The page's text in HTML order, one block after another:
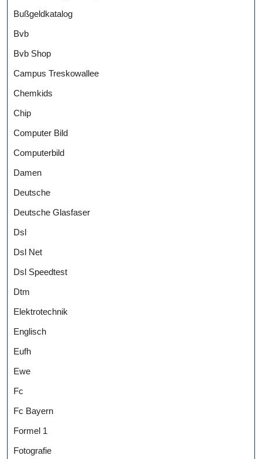
Bußgeldkatalog
Bvb
Bvb Shop
Campus Treskowallee
Chemkids
Chip
Computer Bild
Computerbild
Damen
Deutsche
Deutsche Glasfaser
Dsl
Dsl Net
Dsl Speedtest
Dtm
Elektrotechnik
Englisch
Eufh
Ewe
Fc
Fc Bayern
Formel 1
Fotografie